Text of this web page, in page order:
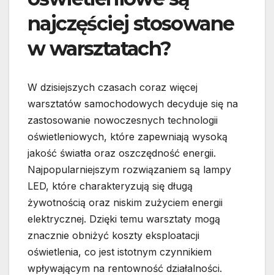
najczęściej stosowane
w warsztatach?
W dzisiejszych czasach coraz więcej
warsztatów samochodowych decyduje się na
zastosowanie nowoczesnych technologii
oświetleniowych, które zapewniają wysoką
jakość światła oraz oszczędność energii.
Najpopularniejszym rozwiązaniem są lampy
LED, które charakteryzują się długą
żywotnością oraz niskim zużyciem energii
elektrycznej. Dzięki temu warsztaty mogą
znacznie obniżyć koszty eksploatacji
oświetlenia, co jest istotnym czynnikiem
wpływającym na rentowność działalności.